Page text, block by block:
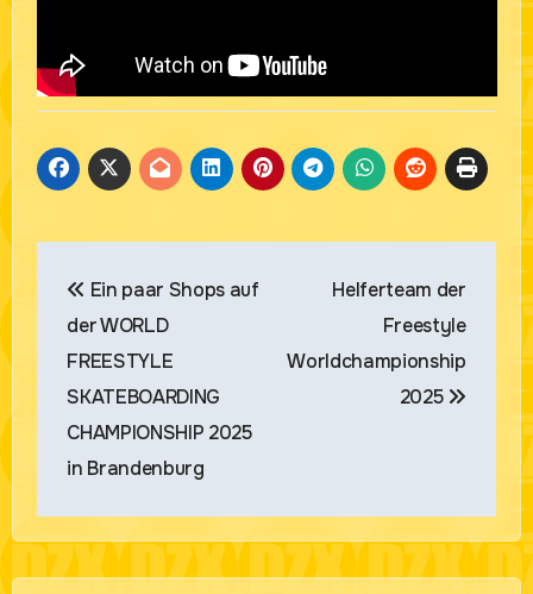
Ein paar Shops auf
der WORLD
FREESTYLE
SKATEBOARDING
CHAMPIONSHIP 2025
in Brandenburg
Helferteam der
Freestyle
Worldchampionship
2025